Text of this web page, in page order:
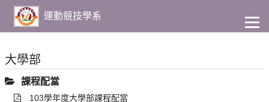
主
要
容
運動競技學系
大學部
課程配當
103學年度大學部課程配當